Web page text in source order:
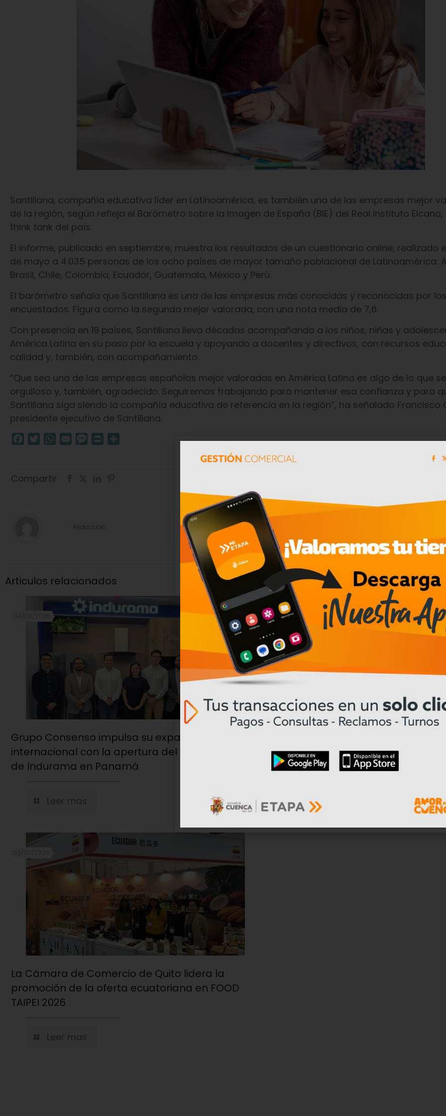
Santillana, compañía educativa líder en Latinoamérica, es también una de las empresas mejor
de la región, según refleja el Barómetro sobre la Imagen de España (BIE) del Real Instituto
think tank del país.
El informe, publicado en septiembre, muestra los resultados de un cuestionario online, realizado
de mayo a 4.035 personas de los ocho países de mayor tamaño poblacional de Latinoamérica:
Brasil, Chile, Colombia, Ecuador, Guatemala, México y Perú.
El barómetro señala que Santillana es una de las empresas más conocidas y reconocidas por
encuestados. Figura como la segunda mejor valorada, con una nota media de 7,6.
Con presencia en 19 países, Santillana lleva décadas acompañando a los niños, niñas y
América Latina en su paso por la escuela y apoyando a docentes y directivos, con recursos
calidad y, también, con acompañamiento.
“Que sea una de las empresas españolas mejor valoradas en América Latina es algo de lo que
orgulloso y, también, agradecido. Seguiremos trabajando para mantener esa confianza y para
Santillana siga siendo la compañía educativa de referencia en la región”, ha señalado Francisco
presidente ejecutivo de Santillana.
Facebook
TwitterWhatsApp
Email Message
Print
Compartir
Redacción
Articulos relacionados
Grupo Consenso impulsa su expansión
internacional con la apertura del hub regional
de Indurama en Panamá
Leer mas
02/07/2026
para proyectos de movilidad
Ecuador
Leer mas
La Cámara de Comercio de Quito lidera la
promoción de la oferta ecuatoriana en FOOD
TAIPEI 2026
Leer mas